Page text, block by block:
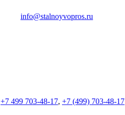
info@stalnoyvopros.ru
+7 499 703-48-17, +7 (499) 703-48-17